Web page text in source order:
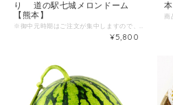
り 道の駅七城メロンドーム
【熊本】
¥5,800
本